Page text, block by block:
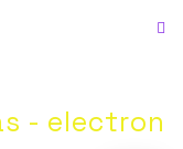
- electron